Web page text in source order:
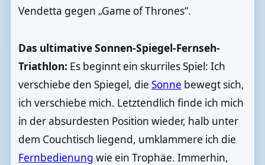
Vendetta gegen „Game of Thrones“.
Das ultimative Sonnen-Spiegel-Fernseh-
Triathlon: Es beginnt ein skurriles Spiel: Ich
verschiebe den Spiegel, die Sonne bewegt sich,
ich verschiebe mich. Letztendlich finde ich mich
in der absurdesten Position wieder, halb unter
dem Couchtisch liegend, umklammere ich die
Fernbedienung wie ein Trophäe. Immerhin,